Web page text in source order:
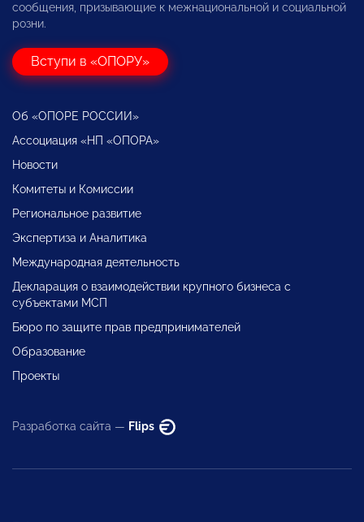
сообщения, призывающие к межнациональной и социальной
розни.
Вступи в «ОПОРУ»
Об «ОПОРЕ РОССИИ»
Ассоциация «НП «ОПОРА»
Новости
Комитеты и Комиссии
Региональное развитие
Экспертиза и Аналитика
Международная деятельность
Декларация о взаимодействии крупного бизнеса с
субъектами МСП
Бюро по защите прав предпринимателей
Образование
Проекты
Разработка сайта — Flips